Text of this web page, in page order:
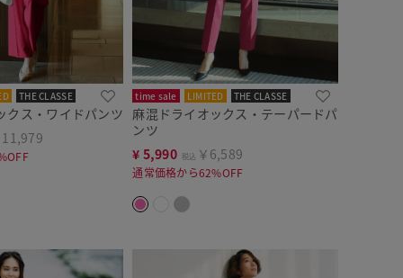
THE CLASSE
クス・ワイドパンツ
11,979
time sale LIMITED THE CLASSE
麻混ドライオックス・テーパードパ
ンツ
¥ 5,990 税込 ￥6,589
通常価格から62%OFF